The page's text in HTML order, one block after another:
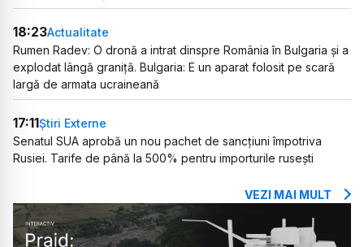
18:23Actualitate
Rumen Radev: O dronă a intrat dinspre România în Bulgaria și a
explodat lângă graniță. Bulgaria: E un aparat folosit pe scară
largă de armata ucraineană
17:11Știri Externe
Senatul SUA aprobă un nou pachet de sancțiuni împotriva
Rusiei. Tarife de până la 500% pentru importurile rusești
VEZI MAI MULT